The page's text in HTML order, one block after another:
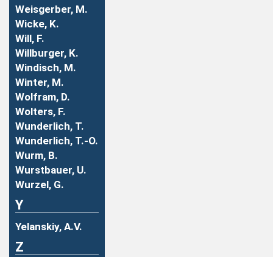
Weisgerber, M.
Wicke, K.
Will, F.
Willburger, K.
Windisch, M.
Winter, M.
Wolfram, D.
Wolters, F.
Wunderlich, T.
Wunderlich, T.-O.
Wurm, B.
Wurstbauer, U.
Wurzel, G.
Y
Yelanskiy, A.V.
Z